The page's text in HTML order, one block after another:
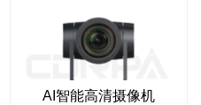
AI智能高清摄像机